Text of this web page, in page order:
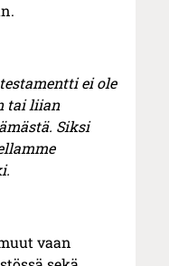
ei ole
tai liian
Siksi
vaan